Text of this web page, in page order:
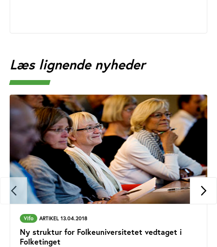
Læs lignende nyheder
Vifo ARTIKEL 13.04.2018
Ny struktur for Folkeuniversitetet vedtaget i
Folketinget